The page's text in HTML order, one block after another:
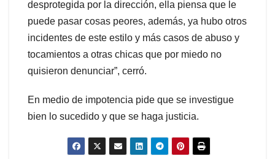
desprotegida por la dirección, ella piensa que le
puede pasar cosas peores, además, ya hubo otros
incidentes de este estilo y más casos de abuso y
tocamientos a otras chicas que por miedo no
quisieron denunciar”, cerró.
En medio de impotencia pide que se investigue
bien lo sucedido y que se haga justicia.